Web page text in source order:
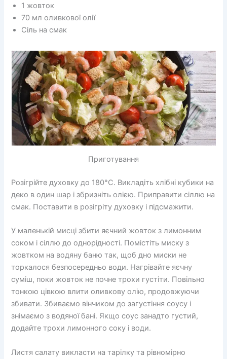
1 жовток
70 мл оливкової олії
Сіль на смак
Приготування
Розігрійте духовку до 180°C. Викладіть хлібні кубики на
деко в один шар і збризніть олією. Приправити сіллю на
смак. Поставити в розігріту духовку і підсмажити.
У маленькій мисці збити яєчний жовток з лимонним
соком і сіллю до однорідності. Помістіть миску з
жовтком на водяну баню так, щоб дно миски не
торкалося безпосередньо води. Нагрівайте яєчну
суміш, поки жовток не почне трохи густіти. Повільно
тонкою цівкою влити оливкову олію, продовжуючи
збивати. Збиваємо вінчиком до загустіння соусу і
знімаємо з водяної бані. Якщо соус занадто густий,
додайте трохи лимонного соку і води.
Листя салату викласти на тарілку та рівномірно